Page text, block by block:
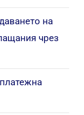
на
чрез